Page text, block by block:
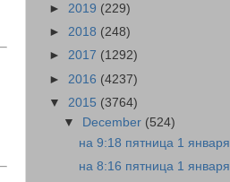
► 2019 (229)
► 2018 (248)
► 2017 (1292)
► 2016 (4237)
▼ 2015 (3764)
▼
December (524)
на 9:18 пятница 1 января
на 8:16 пятница 1 января